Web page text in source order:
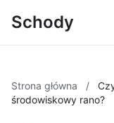
Schody
Strona główna /
środowiskowy rano?